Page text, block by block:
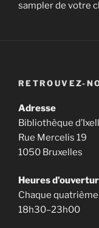
sampler de votre
RETROUVEZ-
Adresse
Bibliothèque
Rue Mercelis 19
1050 Bruxelles
Heures
Chaque
18h30–23h00